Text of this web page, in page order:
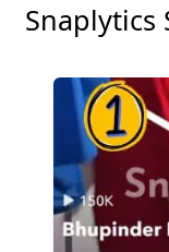
Snaplytics